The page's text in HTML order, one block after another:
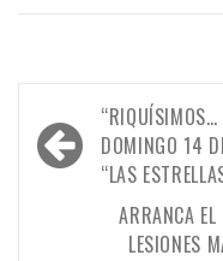
Navegación
de
entradas
“RIQUÍSIMOS…
DOMINGO 14
“LAS
ARRANCA
LESIONES